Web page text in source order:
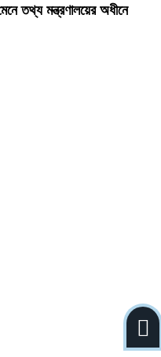
তথ্য মন্ত্রণালয়ের অধীনে